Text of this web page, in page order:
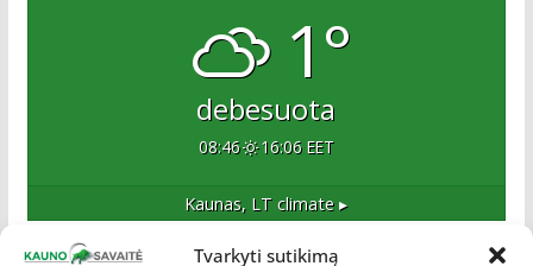
Tvarkyti sutikimą
1°
debesuota
08:46 16:06 EET
Kaunas, LT climate ▸